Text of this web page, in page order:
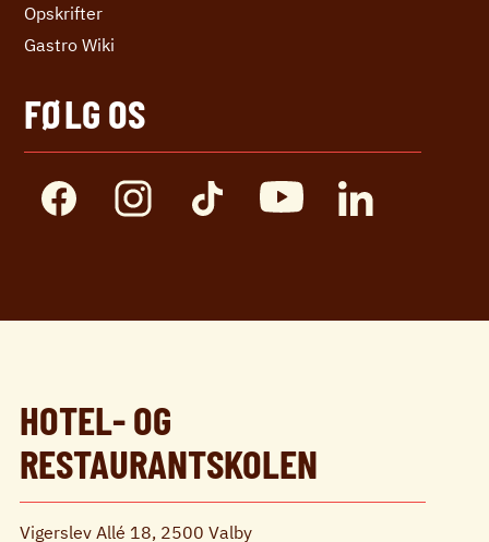
Opskrifter
Gastro Wiki
FØLG OS
HOTEL- OG
RESTAURANTSKOLEN
Vigerslev Allé 18, 2500 Valby